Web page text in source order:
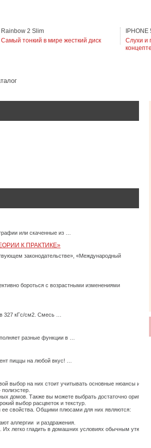
Rainbow 2 Slim
Самый тонкий в мире жесткий диск
IPHONE
Слухи и
концепте
или скаченные из …
К ПРАКТИКЕ»
законодательстве», «Международный
бороться с возрастными изменениями
327 кГс/см2. Смесь …
разные функции в …
пиццы на любой вкус! …
выбор на них стоит учитывать основные нюансы
домов. Также вы можете выбрать достаточно
выбор расцветок и текстур.
ее свойства. Общими плюсами для них являются:
аллергии и раздражения.
Их легко гладить в домашних условиях обычным